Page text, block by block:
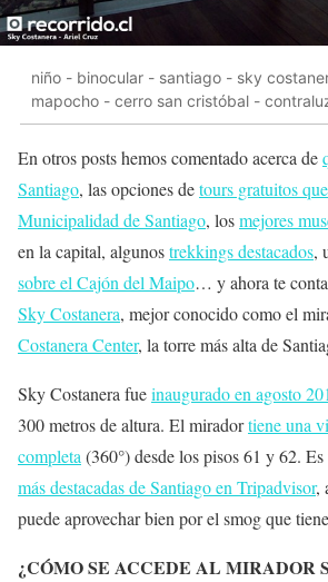
niño - binocular - santiago - sky
mapocho - cerro san cristóbal -
En otros posts hemos comentado acerca de
Santiago, las opciones detours gratuitos
Municipalidad de Santiago, losmejores
en la capital, algunostrekkings destacados,
sobre el Cajón del Maipo… y ahora te
Sky Costanera, mejor conocido como el
Costanera Center, la torre más alta de
Sky Costanera fueinaugurado en agosto
300 metros de altura. El miradortiene una
completa(360°) desde los pisos 61 y 62. Es
más destacadas de Santiago en Tripadvisor,
puede aprovechar bien por el smog que
¿CÓMO SE ACCEDE AL MIRADOR